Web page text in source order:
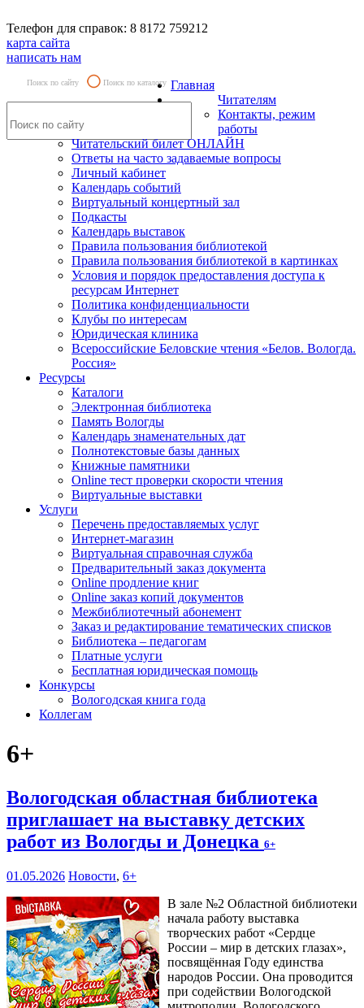
Телефон для справок: 8 8172 759212
карта сайта
написать нам
Поиск по сайту Поиск по каталогу Главная
Читателям
Контакты, режим
работы
Читательский билет ОНЛАЙН
Ответы на часто задаваемые вопросы
Личный кабинет
Календарь событий
Виртуальный концертный зал
Подкасты
Календарь выставок
Правила пользования библиотекой
Правила пользования библиотекой в картинках
Условия и порядок предоставления доступа к
ресурсам Интернет
Политика конфиденциальности
Клубы по интересам
Юридическая клиника
Всероссийские Беловские чтения «Белов. Вологда.
Россия»
Ресурсы
Каталоги
Электронная библиотека
Память Вологды
Календарь знаменательных дат
Полнотекстовые базы данных
Книжные памятники
Online тест проверки скорости чтения
Виртуальные выставки
Услуги
Перечень предоставляемых услуг
Интернет-магазин
Виртуальная справочная служба
Предварительный заказ документа
Online продление книг
Online заказ копий документов
Межбиблиотечный абонемент
Заказ и редактирование тематических списков
Библиотека – педагогам
Платные услуги
Бесплатная юридическая помощь
Конкурсы
Вологодская книга года
Коллегам
6+
Вологодская областная библиотека
приглашает на выставку детских
работ из Вологды и Донецка 6+
01.05.2026 Новости, 6+
В зале №2 Областной библиотеки
начала работу выставка
творческих работ «Сердце
России – мир в детских глазах»,
посвящённая Году единства
народов России. Она проводится
при содействии Вологодской